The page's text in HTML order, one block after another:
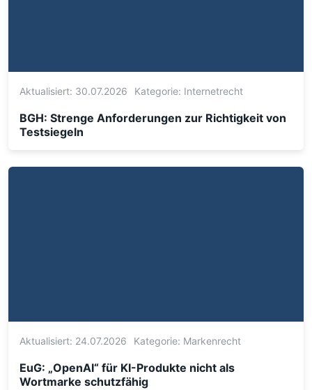
Aktualisiert: 30.07.2026 Kategorie: Internetrecht
BGH: Strenge Anforderungen zur Richtigkeit von
Testsiegeln
Aktualisiert: 24.07.2026 Kategorie: Markenrecht
EuG: „OpenAI“ für KI-Produkte nicht als
Wortmarke schutzfähig